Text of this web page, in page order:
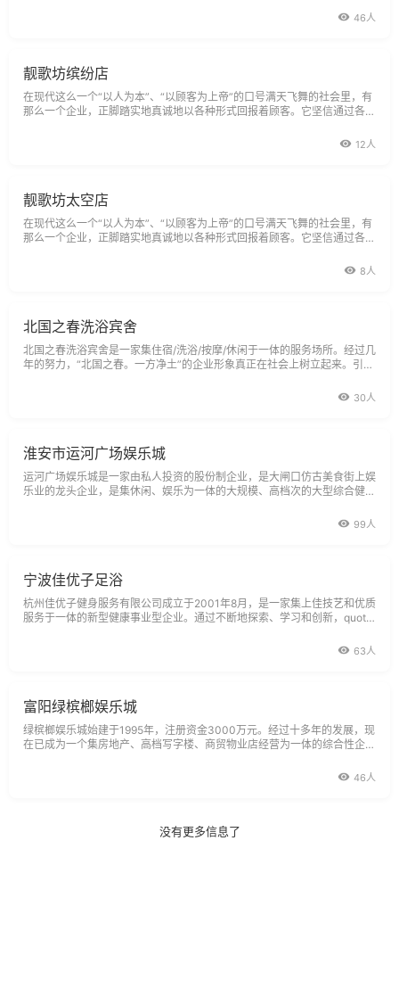
46人
靓歌坊缤纷店
在现代这么一个“以人为本”、“以顾客为上帝”的口号满天飞舞的社会里，有
那么一个企业，正脚踏实地真诚地以各种形式回报着顾客。它坚信通过各种
12人
靓歌坊太空店
在现代这么一个“以人为本”、“以顾客为上帝”的口号满天飞舞的社会里，有
那么一个企业，正脚踏实地真诚地以各种形式回报着顾客。它坚信通过各种
8人
北国之春洗浴宾舍
北国之春洗浴宾舍是一家集住宿/洗浴/按摩/休闲于一体的服务场所。经过几
年的努力，“北国之春。一方净土”的企业形象真正在社会上树立起来。引领
30人
淮安市运河广场娱乐城
运河广场娱乐城是一家由私人投资的股份制企业，是大闸口仿古美食街上娱
乐业的龙头企业，是集休闲、娱乐为一体的大规模、高档次的大型综合健康
99人
宁波佳优子足浴
杭州佳优子健身服务有限公司成立于2001年8月，是一家集上佳技艺和优质
服务于一体的新型健康事业型企业。通过不断地探索、学习和创新，quot;
63人
富阳绿槟榔娱乐城
绿槟榔娱乐城始建于1995年，注册资金3000万元。经过十多年的发展，现
在已成为一个集房地产、高档写字楼、商贸物业店经营为一体的综合性企业
46人
没有更多信息了